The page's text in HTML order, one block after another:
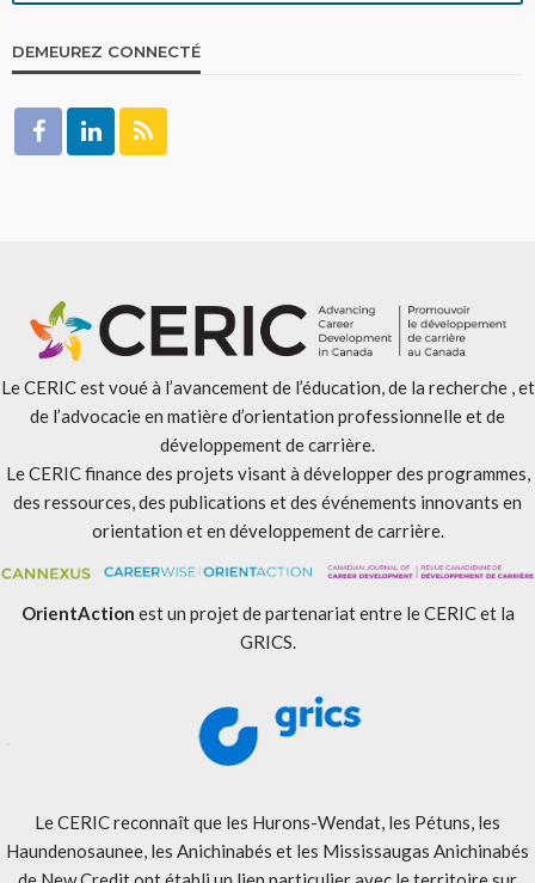
DEMEUREZ CONNECTÉ
Le CERIC est voué à l’avancement de l’éducation, de la recherche , et
de l’advocacie en matière d’orientation professionnelle et de
développement de carrière.
Le CERIC finance des projets visant à développer des programmes,
des ressources, des publications et des événements innovants en
orientation et en développement de carrière.
OrientAction est un projet de partenariat entre le CERIC et la
GRICS.
Le CERIC reconnaît que les Hurons-Wendat, les Pétuns, les
Haundenosaunee, les Anichinabés et les Mississaugas Anichinabés